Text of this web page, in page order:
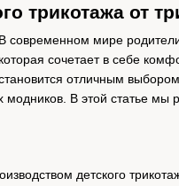
трикотажа от
В современном мире
которая сочетает в себе
отличным
В этой статье мы
детского